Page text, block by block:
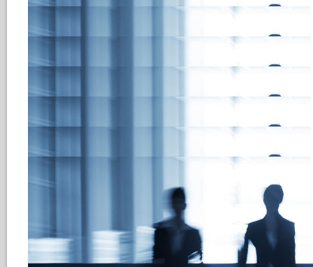
CV Parsing
Erfassen von
HRecruiting bietet, in
Unternehmen JoinVision E-
Parsing Funktion.
Der CV Parser analysiert den
(PDF & Doc) mit Hilfe
Informationen (persönliche
Fähigkeiten und Kenntnisse